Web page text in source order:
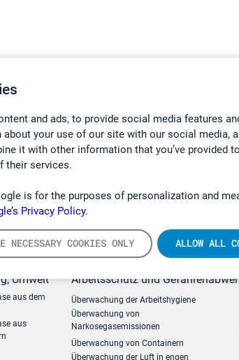
and ads, to provide social media features
your use of our site with our social media,
it with other information that you’ve provided
their services.
is for the purposes of personalization and
Privacy Policy.
NECESSARY COOKIES ONLY ALLOW ALL
Umwelt
aus dem
aus
Arbeitsschutz und
Überwachung der Arbeitshygiene
Überwachung von
Narkosegasemissionen
Überwachung von Containern
Überwachung der Luft in engen